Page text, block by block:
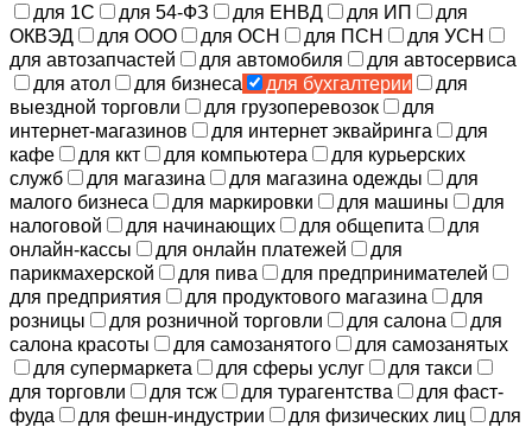
для 1С
для 54-ФЗ для ЕНВД для ИП
для
ОКВЭД
для ООО для ОСН для ПСН
для УСН
для автозапчастей
для автомобиля
для автосервиса
для атол
для бизнеса для бухгалтерии
для
выездной торговли
для грузоперевозок
для
интернет-магазинов
для интернет эквайринга
для
кафе
для ккт для компьютера
для курьерских
служб
для магазина для магазина одежды
для
малого бизнеса
для маркировки для машины
для
налоговой
для начинающих для общепита
для
онлайн-кассы
для онлайн платежей
для
парикмахерской
для пива
для предпринимателей
для предприятия
для продуктового магазина
для
розницы
для розничной торговли для салона
для
салона красоты
для самозанятого
для самозанятых
для супермаркета
для сферы услуг
для такси
для торговли
для тсж для турагентства
для фаст-
фуда
для фешн-индустрии для физических лиц
для